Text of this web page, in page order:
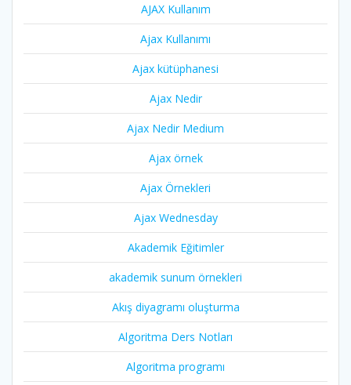
AJAX Kullanım
Ajax Kullanımı
Ajax kütüphanesi
Ajax Nedir
Ajax Nedir Medium
Ajax örnek
Ajax Örnekleri
Ajax Wednesday
Akademik Eğitimler
akademik sunum örnekleri
Akış diyagramı oluşturma
Algoritma Ders Notları
Algoritma programı